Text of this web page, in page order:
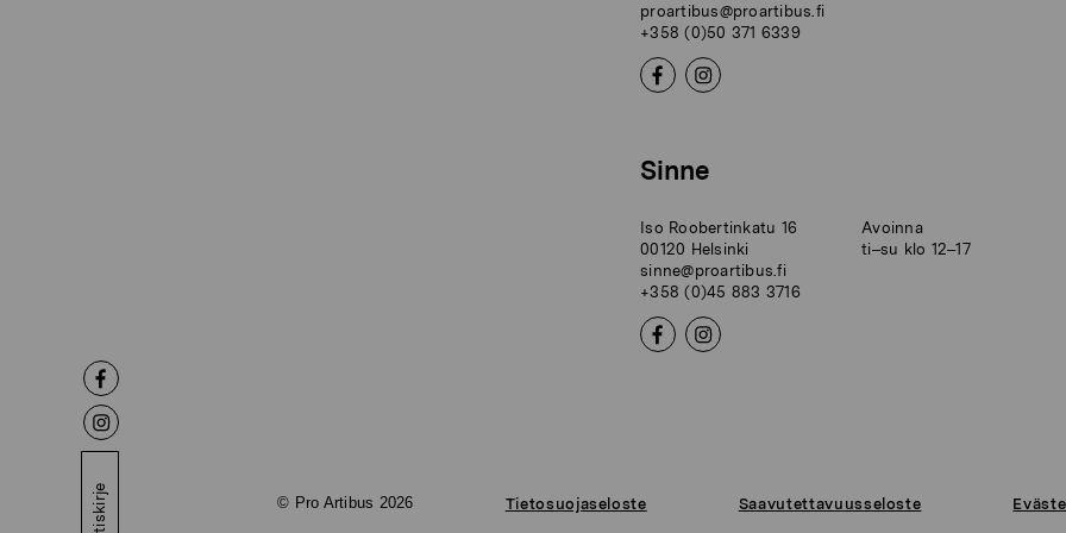
Uutiskirje
proartibus@proartibus.fi
+358 (0)50 371 6339
Sinne
Iso Roobertinkatu 16
00120 Helsinki
sinne@proartibus.fi
+358 (0)45 883 3716
Avoinna
ti–su klo 12–17
© Pro Artibus 2026 Tietosuojaseloste Saavutettavuusseloste